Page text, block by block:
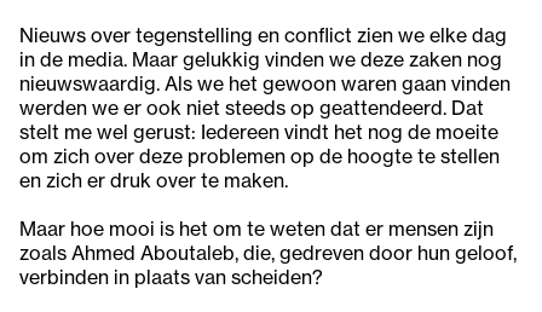
Nieuws over tegenstelling en conflict zien we elke dag
in de media. Maar gelukkig vinden we deze zaken nog
nieuwswaardig. Als we het gewoon waren gaan vinden
werden we er ook niet steeds op geattendeerd. Dat
stelt me wel gerust: Iedereen vindt het nog de moeite
om zich over deze problemen op de hoogte te stellen
en zich er druk over te maken.
Maar hoe mooi is het om te weten dat er mensen zijn
zoals Ahmed Aboutaleb, die, gedreven door hun geloof,
verbinden in plaats van scheiden?